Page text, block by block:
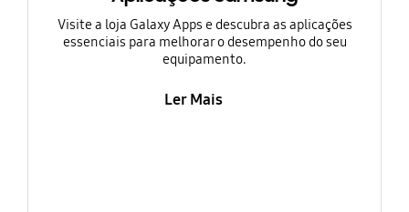
Visite a loja Galaxy Apps e descubra as aplicações
essenciais para melhorar o desempenho do seu
equipamento.
Ler Mais